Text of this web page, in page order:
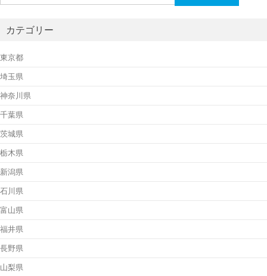
索:
カテゴリー
東京都
埼玉県
神奈川県
千葉県
茨城県
栃木県
新潟県
石川県
富山県
福井県
長野県
山梨県